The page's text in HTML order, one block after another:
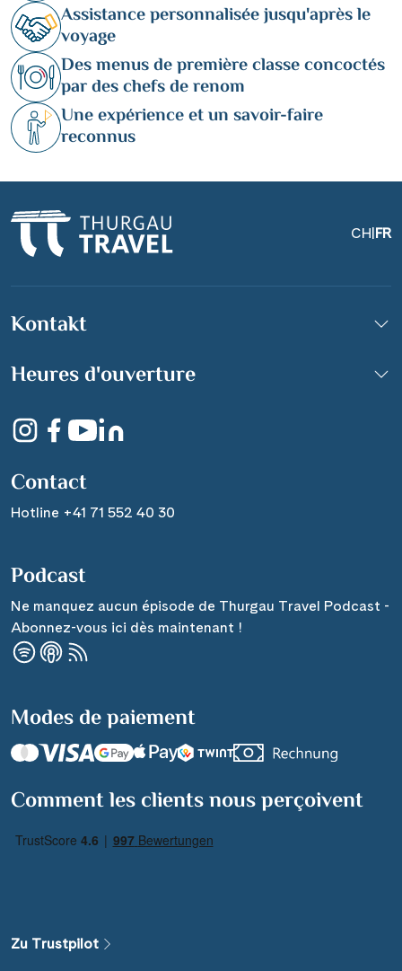
Hausberg Merkur Baden-
Assistance personnalisée jusqu'après le
voyage
Des menus de première classe concoctés
par des chefs de renom
Une expérience et un savoir-faire
reconnus
CH|FR
Kontakt
Heures d'ouverture
Contact
Hotline +41 71 552 40 30
Podcast
Ne manquez aucun épisode de Thurgau Travel Podcast -
Abonnez-vous ici dès maintenant !
Modes de paiement
Comment les clients nous perçoivent
Zu Trustpilot